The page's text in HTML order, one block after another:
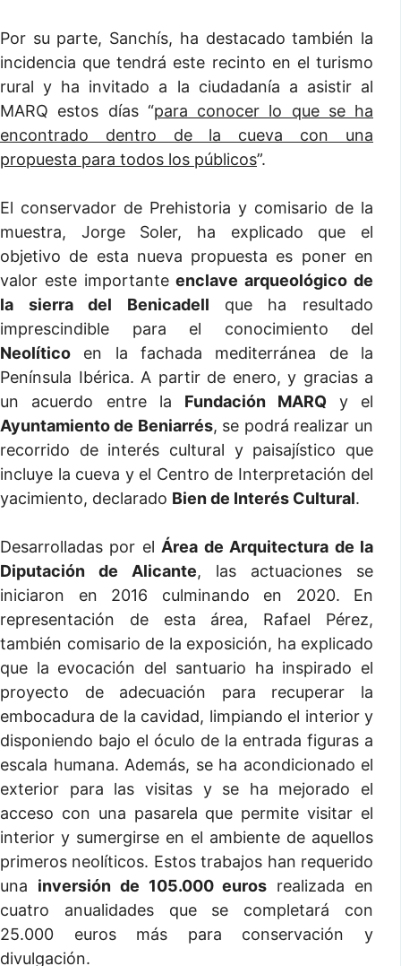
Por su parte, Sanchís, ha destacado también la
incidencia que tendrá este recinto en el turismo
rural y ha invitado a la ciudadanía a asistir al
MARQ estos días “para conocer lo que se ha
encontrado dentro de la cueva con una
propuesta para todos los públicos”.
El conservador de Prehistoria y comisario de la
muestra, Jorge Soler, ha explicado que el
objetivo de esta nueva propuesta es poner en
valor este importanteenclave arqueológico de
la sierra del Benicadell que ha resultado
imprescindible para el conocimiento del
Neolítico en la fachada mediterránea de la
Península Ibérica. A partir de enero, y gracias a
un acuerdo entre la Fundación MARQ y el
Ayuntamiento de Beniarrés, se podrá realizar un
recorrido de interés cultural y paisajístico que
incluye la cueva y el Centro de Interpretación del
yacimiento, declarado Bien de Interés Cultural.
Desarrolladas por el Área de Arquitectura de la
Diputación de Alicante, las actuaciones se
iniciaron en 2016 culminando en 2020. En
representación de esta área, Rafael Pérez,
también comisario de la exposición, ha explicado
que la evocación del santuario ha inspirado el
proyecto de adecuación para recuperar la
embocadura de la cavidad, limpiando el interior y
disponiendo bajo el óculo de la entrada figuras a
escala humana. Además, se ha acondicionado el
exterior para las visitas y se ha mejorado el
acceso con una pasarela que permite visitar el
interior y sumergirse en el ambiente de aquellos
primeros neolíticos. Estos trabajos han requerido
una inversión de 105.000 euros realizada en
cuatro anualidades que se completará con
25.000 euros más para conservación y
divulgación.